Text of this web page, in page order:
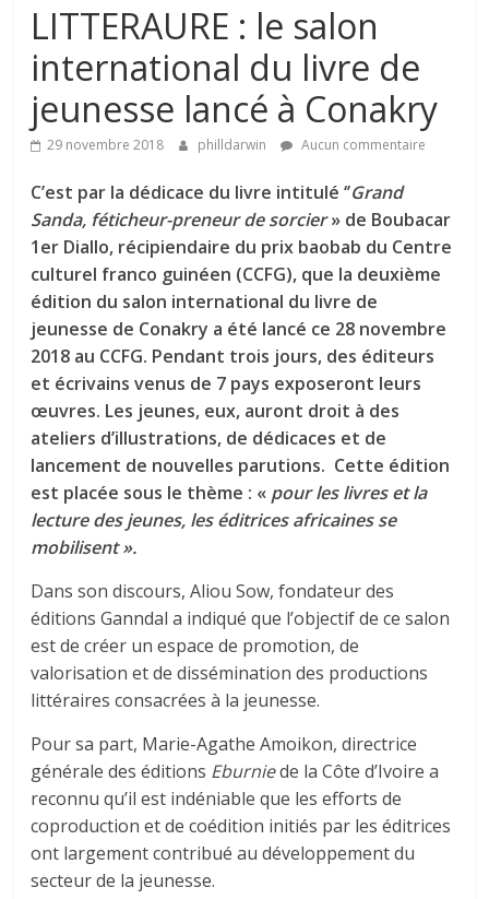
LITTERAURE : le salon
international du livre de
jeunesse lancé à Conakry
29 novembre 2018 philldarwin Aucun commentaire
C’est par la dédicace du livre intitulé ‘’Grand
Sanda, féticheur-preneur de sorcier» de Boubacar
1er Diallo, récipiendaire du prix baobab du Centre
culturel franco guinéen (CCFG), que la deuxième
édition du salon international du livre de
jeunesse de Conakry a été lancé ce 28 novembre
2018 au CCFG. Pendant trois jours, des éditeurs
et écrivains venus de 7 pays exposeront leurs
œuvres. Les jeunes, eux, auront droit à des
ateliers d’illustrations, de dédicaces et de
lancement de nouvelles parutions. Cette édition
est placée sous le thème : « pour les livres et la
lecture des jeunes, les éditrices africaines se
mobilisent ».
Dans son discours, Aliou Sow, fondateur des
éditions Ganndal a indiqué que l’objectif de ce salon
est de créer un espace de promotion, de
valorisation et de dissémination des productions
littéraires consacrées à la jeunesse.
Pour sa part, Marie-Agathe Amoikon, directrice
générale des éditions Eburniede la Côte d’Ivoire a
reconnu qu’il est indéniable que les efforts de
coproduction et de coédition initiés par les éditrices
ont largement contribué au développement du
secteur de la jeunesse.